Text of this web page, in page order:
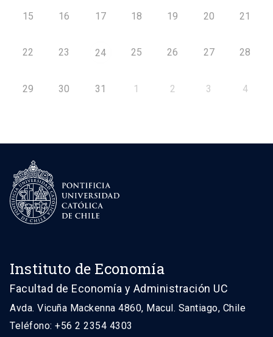
15 16 17 18 19 20 21
22 23 24 25 26 27 28
29 30 31 1 2 3 4
Instituto de Economía
Facultad de Economía y Administración UC
Avda. Vicuña Mackenna 4860, Macul. Santiago, Chile
Teléfono: +56 2 2354 4303